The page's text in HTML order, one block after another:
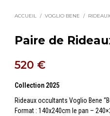
ACCUEIL / VOGLIO BENE / RIDEAUX
Paire de
520 €
Collection 2025
Rideaux occultants Voglio Bene
Format : 140x240cm le pan –